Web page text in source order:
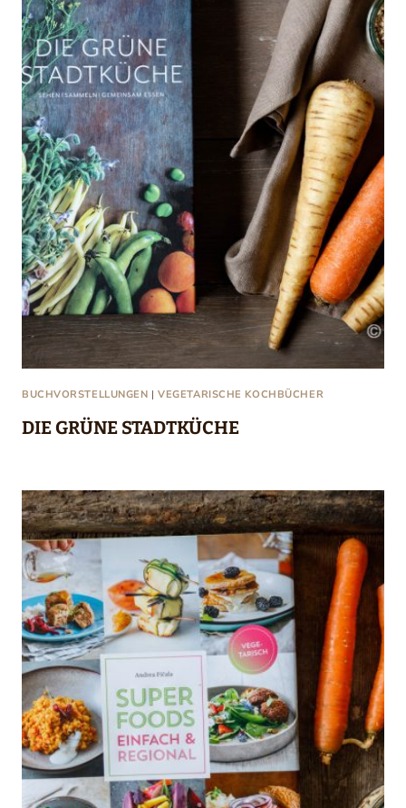
BUCHVORSTELLUNGEN |VEGETARISCHE KOCHBÜCHER
DIE GRÜNE STADTKÜCHE